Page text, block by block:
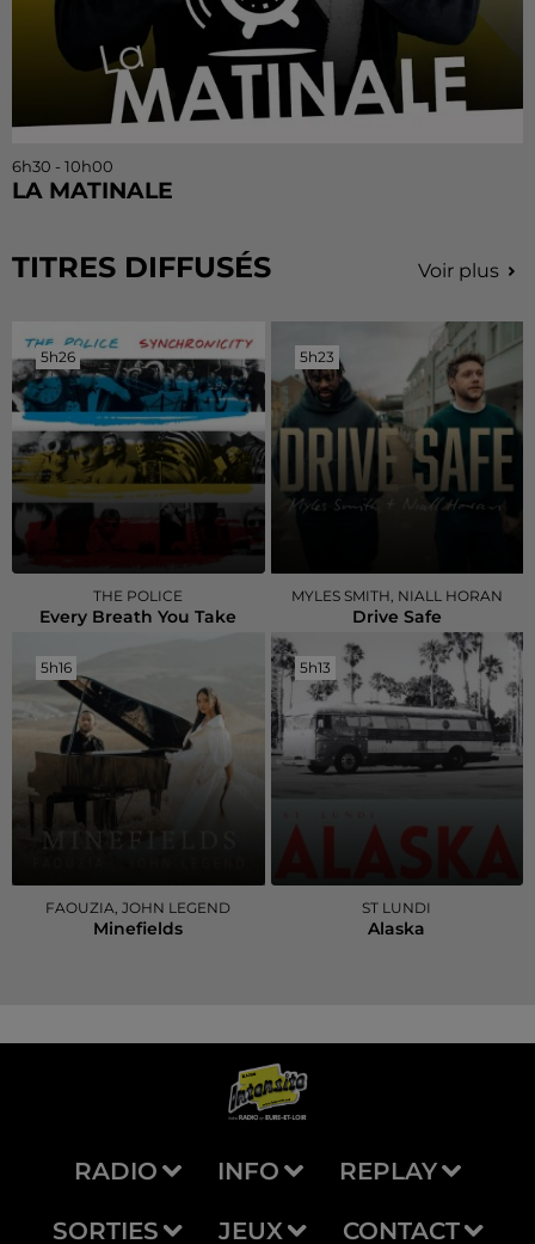
6h30 - 10h00
LA MATINALE
TITRES DIFFUSÉS Voir plus
5h26
5h26
THE POLICE
Every Breath You Take
5h23
5h23
MYLES SMITH, NIALL HORAN
Drive Safe
5h16
5h16
FAOUZIA, JOHN LEGEND
Minefields
5h13
5h13
ST LUNDI
Alaska
RADIO INFO REPLAY
SORTIES JEUX CONTACT